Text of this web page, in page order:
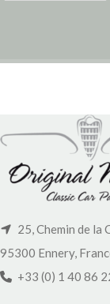
25, Chemin de la
95300 Ennery,
+33 (0) 1 40 86